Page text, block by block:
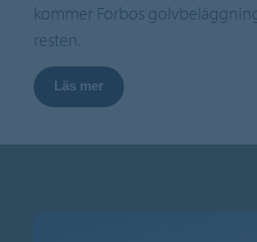
kommer Forbos
resten.
Läs mer